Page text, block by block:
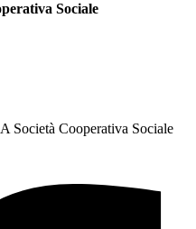
Sociale
Cooperativa Sociale